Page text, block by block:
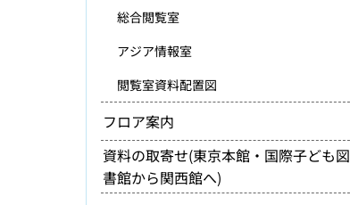
総合閲覧室
アジア情報室
閲覧室資料配置図
フロア案内
資料の取寄せ(東京本館・国際子ども図
書館から関西館へ)